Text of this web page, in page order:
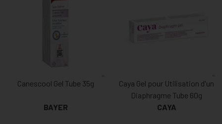
Canescool Gel Tube 35g
BAYER
Caya Gel pour Utilisation d'un
Diaphragme Tube 60g
CAYA